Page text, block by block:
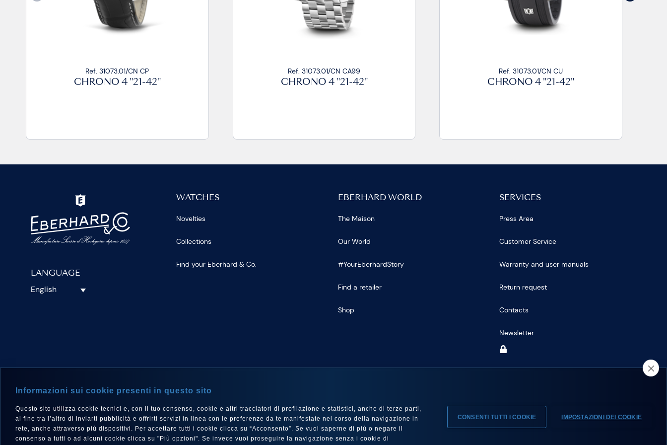
Ref. 31073.01/CN CA99
CHRONO 4 "21-42"
Ref. 31073.01/CN CU
CHRONO 4 "21-42"
Ref. 31073.02/CN CU
CHRONO 4 "21-42"
LANGUAGE
English
WATCHES
Novelties
Collections
Find your Eberhard & Co.
EBERHARD WORLD
The Maison
Our World
#YourEberhardStory
Find a retailer
Shop
SERVICES
Press Area
Customer Service
Warranty and user manuals
Return request
Contacts
Newsletter
Informazioni sui cookie presenti in questo sito
Questo sito utilizza cookie tecnici e, con il tuo consenso, cookie e altri tracciatori di profilazione e statistici, anche di terze parti,
al fine tra l’altro di inviarti pubblicità e offrirti servizi in linea con le preferenze da te manifestate nel corso della navigazione in
rete, anche attraverso più dispositivi. Per accettare tutti i cookie clicca su “Acconsento”. Se vuoi saperne di più o negare il
consenso a tutti o ad alcuni cookie clicca su "Più opzioni". Se invece vuoi proseguire la navigazione senza i cookie di
CONSENTI TUTTI I COOKIE IMPOSTAZIONI DEI COOKIE